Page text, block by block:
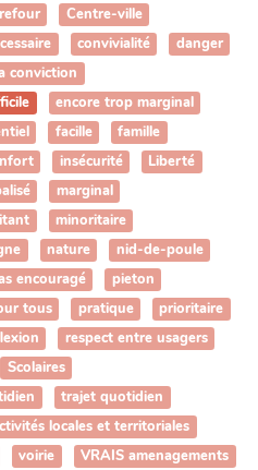
Centre-ville
convivialité
danger
conviction
encore trop marginal
facille
famille
insécurité
Liberté
marginal
minoritaire
nature
nid-de-poule
encouragé
pieton
tous pratique
prioritaire
respect entre usagers
Scolaires
trajet quotidien
locales et territoriales
voirie VRAIS amenagements